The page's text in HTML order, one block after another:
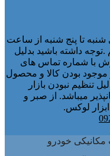
از روزهای شنبه تا پنج شنبه از ساعت
.توجه داشته باشید بدلیل
با شماره تماس های
موجود بودن کالا و محصول
تنظیم نبودن بازار
کاری امکانپذیر میباشد. از صبر و
لوکس.
مکانیکی خودرو